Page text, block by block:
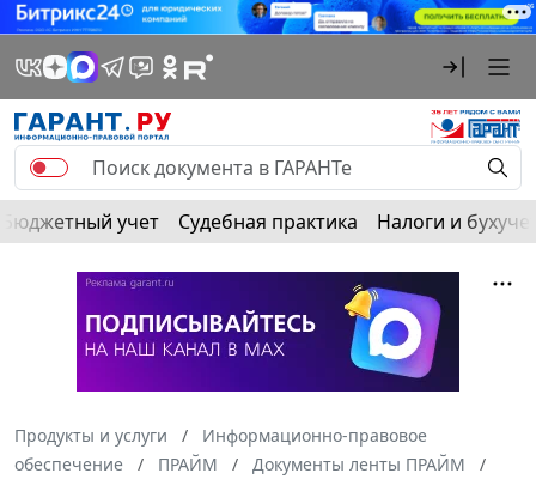
Бюджетный учет Судебная практика Налоги и
Продукты и услуги
Информационно-правовое
обеспечение
ПРАЙМ
Документы ленты ПРАЙМ